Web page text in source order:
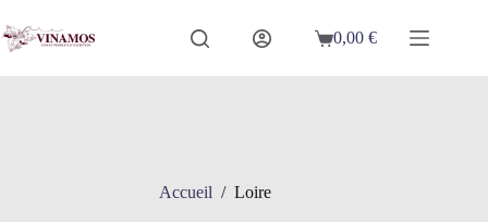
au
contenu
Panier
0,00€
Accueil / Loire